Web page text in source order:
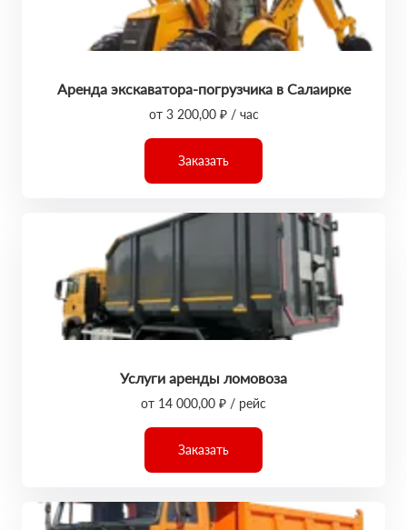
Аренда экскаватора-погрузчика в Салаирке
от 3 200,00 ₽ / час
Заказать
Услуги аренды ломовоза
от 14 000,00 ₽ / рейс
Заказать